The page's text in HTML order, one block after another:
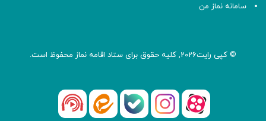
سامانه نماز من
© کپی رایت2026, کلیه حقوق برای ستاد اقامه نماز محفوظ است.
آپارات اینستاگرام
بله ایتا